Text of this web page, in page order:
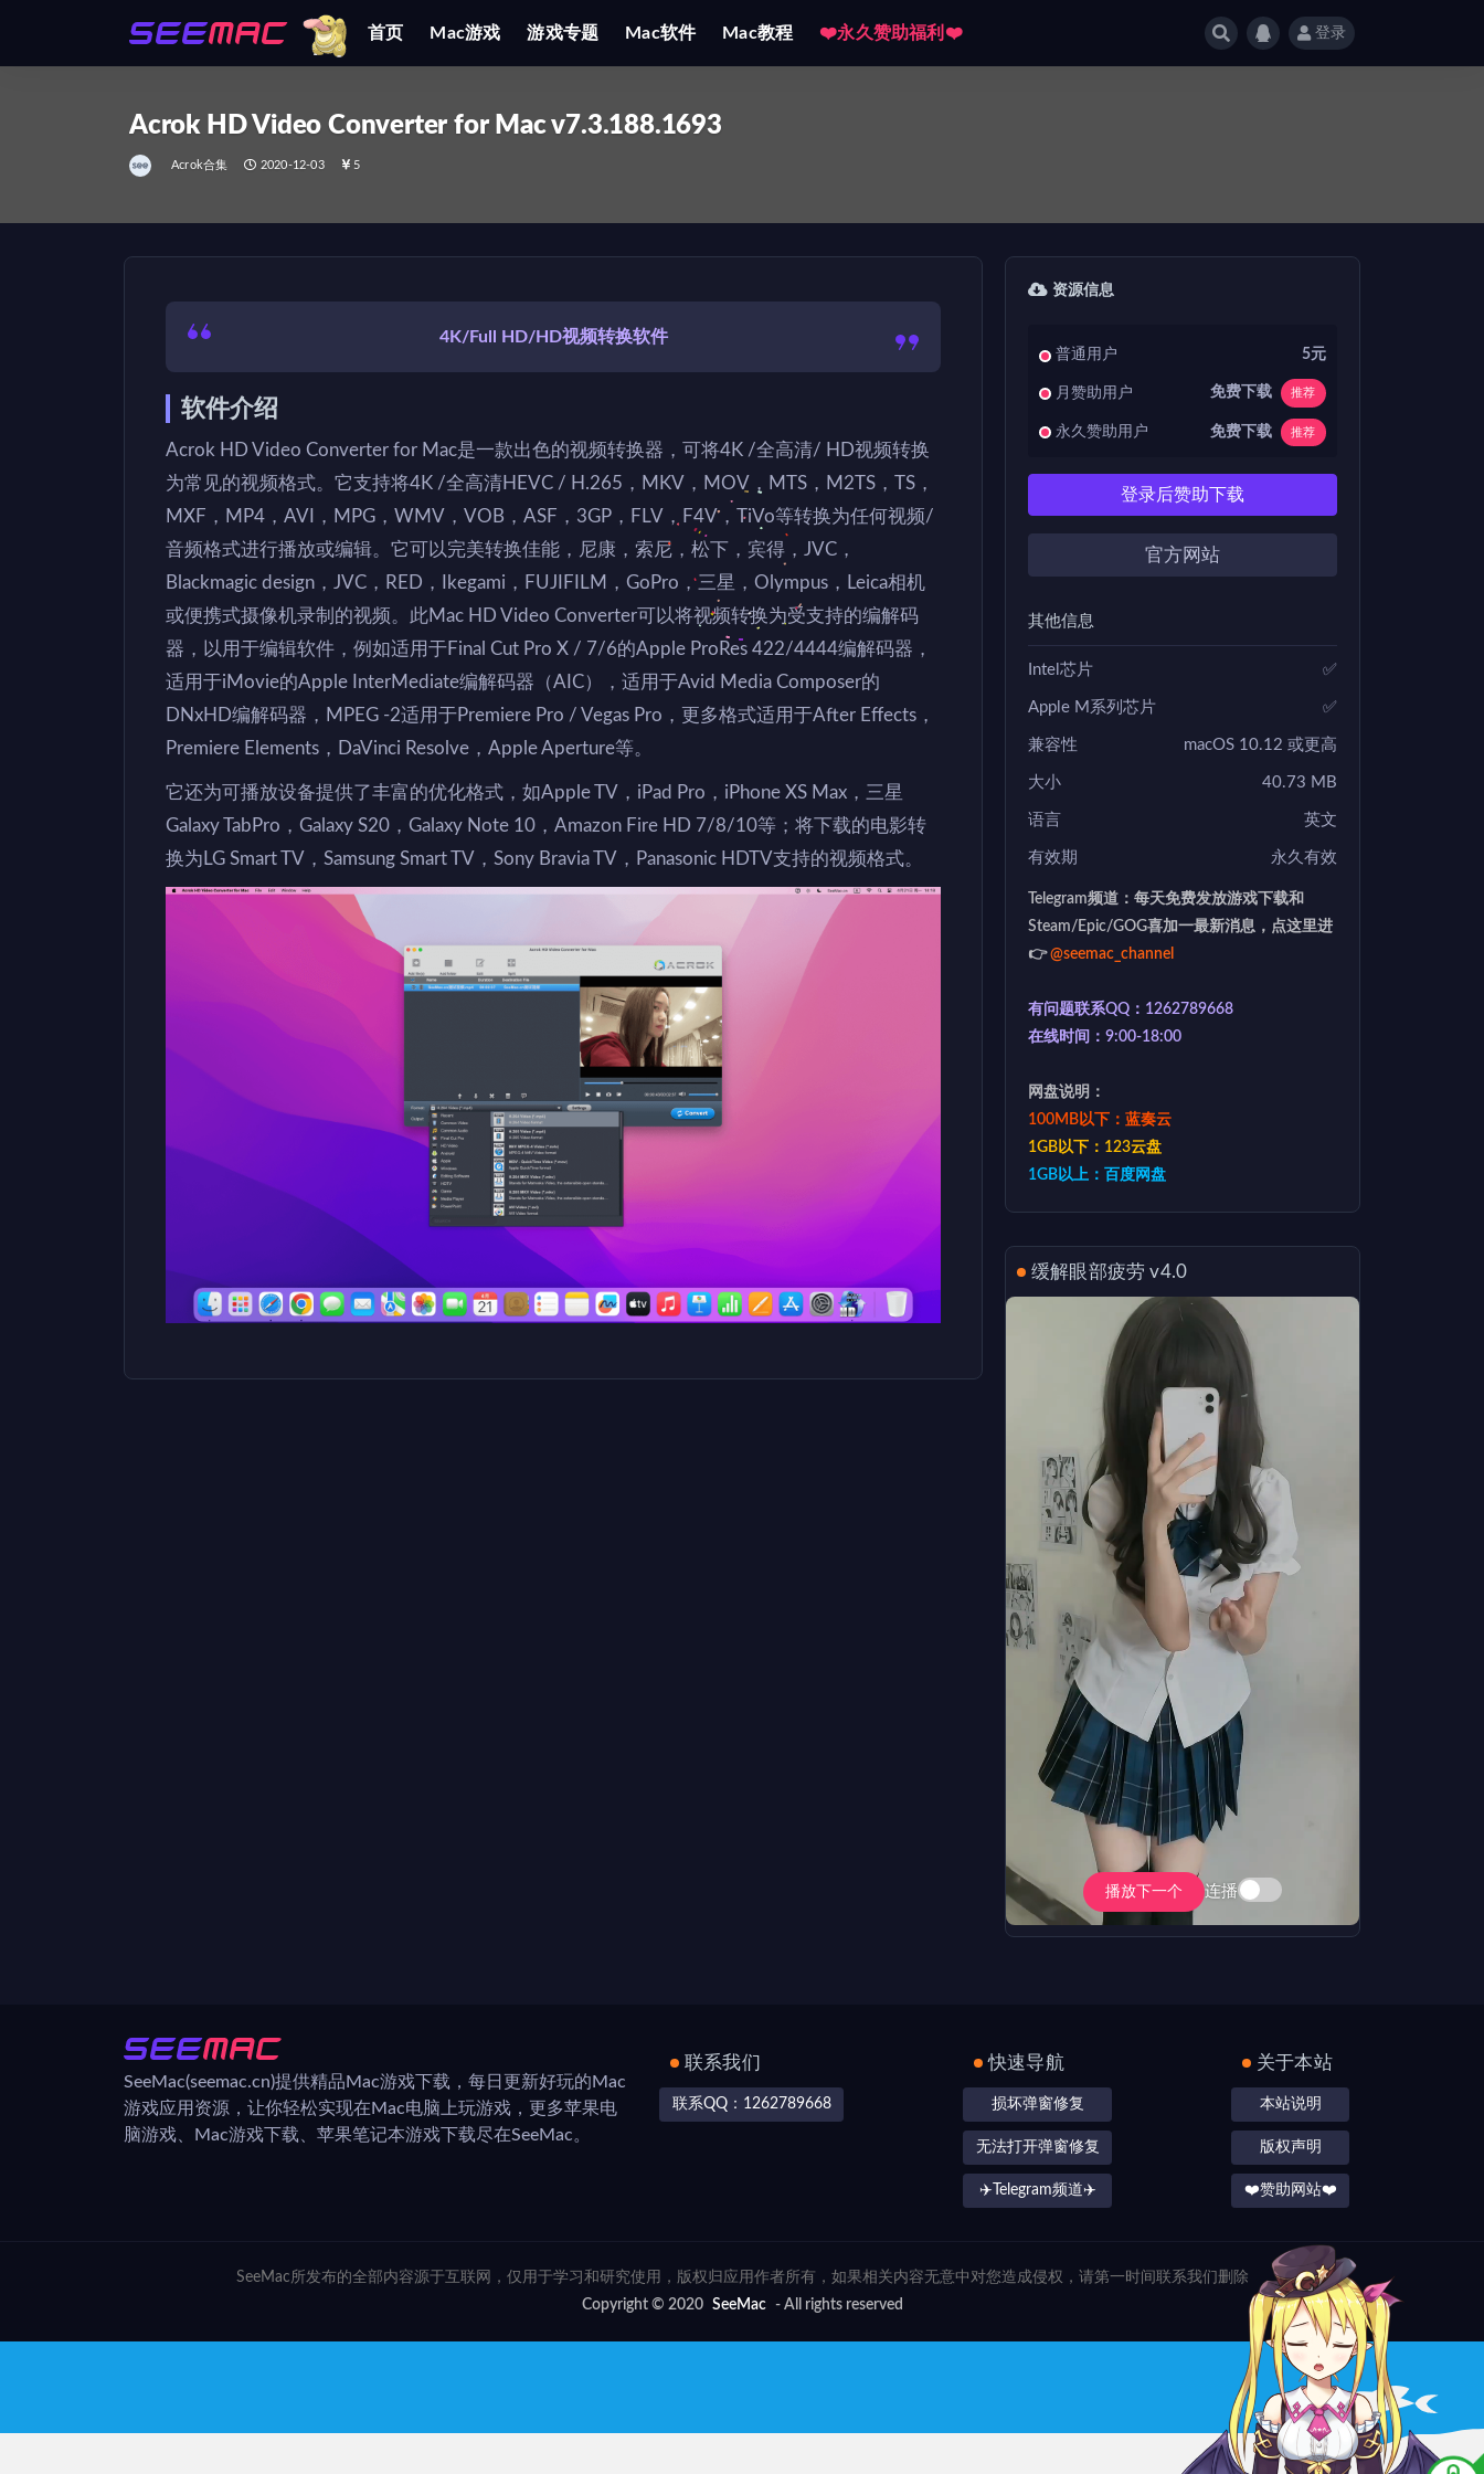
首页 Mac游戏 游戏专题 Mac软件 Mac教程 ❤️永久赞助福利❤️ 登录
Acrok HD Video Converter for Mac v7.3.188.1693
Acrok合集 2020-12-03 5
4K/Full HD/HD视频转换软件
软件介绍
Acrok HD Video Converter for Mac是一款出色的视频转换器，可将4K /全高清/ HD视频转换
为常见的视频格式。它支持将4K /全高清HEVC / H.265，MKV，MOV，MTS，M2TS，TS，
MXF，MP4，AVI，MPG，WMV，VOB，ASF，3GP，FLV，F4V，TiVo等转换为任何视频/
音频格式进行播放或编辑。它可以完美转换佳能，尼康，索尼，松下，宾得，JVC，
Blackmagic design，JVC，RED，Ikegami，FUJIFILM，GoPro，三星，Olympus，Leica相机
或便携式摄像机录制的视频。此Mac HD Video Converter可以将视频转换为受支持的编解码
器，以用于编辑软件，例如适用于Final Cut Pro X / 7/6的Apple ProRes 422/4444编解码器，
适用于iMovie的Apple InterMediate编解码器（AIC），适用于Avid Media Composer的
DNxHD编解码器，MPEG -2适用于Premiere Pro / Vegas Pro，更多格式适用于After Effects，
Premiere Elements，DaVinci Resolve，Apple Aperture等。
它还为可播放设备提供了丰富的优化格式，如Apple TV，iPad Pro，iPhone XS Max，三星
Galaxy TabPro，Galaxy S20，Galaxy Note 10，Amazon Fire HD 7/8/10等；将下载的电影转
换为LG Smart TV，Samsung Smart TV，Sony Bravia TV，Panasonic HDTV支持的视频格式。
资源信息
普通用户 5元
月赞助用户 免费下载 推荐
永久赞助用户 免费下载 推荐
登录后赞助下载
官方网站
其他信息
Intel芯片 ✅
Apple M系列芯片 ✅
兼容性 macOS 10.12 或更高
大小 40.73 MB
语言 英文
有效期 永久有效
Telegram频道：每天免费发放游戏下载和
Steam/Epic/GOG喜加一最新消息，点这里进
👉@seemac_channel
有问题联系QQ：1262789668
在线时间：9:00-18:00
网盘说明：
100MB以下：蓝奏云
1GB以下：123云盘
1GB以上：百度网盘
缓解眼部疲劳 v4.0
播放下一个 连播
SeeMac(seemac.cn)提供精品Mac游戏下载，每日更新好玩的Mac
游戏应用资源，让你轻松实现在Mac电脑上玩游戏，更多苹果电
脑游戏、Mac游戏下载、苹果笔记本游戏下载尽在SeeMac。
联系我们
联系QQ：1262789668
快速导航
损坏弹窗修复
无法打开弹窗修复
✈️Telegram频道✈️
关于本站
本站说明
版权声明
❤️赞助网站❤️
SeeMac所发布的全部内容源于互联网，仅用于学习和研究使用，版权归应用作者所有，如果相关内容无意中对您造成侵权，请第一时间联系我们删除
Copyright © 2020 SeeMac - All rights reserved